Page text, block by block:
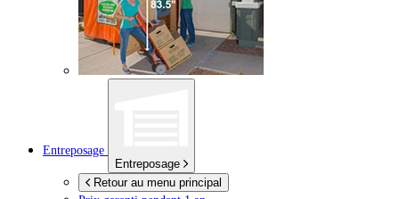
Entreposage
Entreposage
Retour au menu principal